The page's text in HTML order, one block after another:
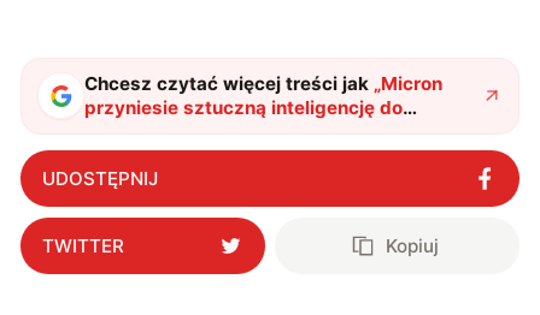
Chcesz czytać więcej treści jak „Micron
przyniesie sztuczną inteligencję do
smartfonów. Nowa pamięć bije rekordy"?
UDOSTĘPNIJ
TWITTER Kopiuj